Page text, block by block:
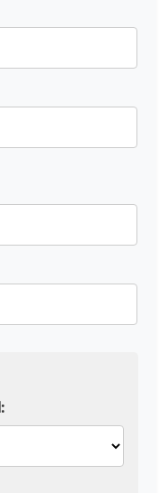
الحد الأقصى من الأهداف للحساب: